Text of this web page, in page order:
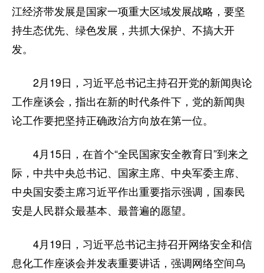
江经济带发展是国家一项重大区域发展战略，要坚
持生态优先、绿色发展，共抓大保护、不搞大开
发。
2月19日，习近平总书记主持召开党的新闻舆论
工作座谈会，指出在新的时代条件下，党的新闻舆
论工作要把坚持正确政治方向放在第一位。
4月15日，在首个“全民国家安全教育日”到来之
际，中共中央总书记、国家主席、中央军委主席、
中央国安委主席习近平作出重要指示强调，国泰民
安是人民群众最基本、最普遍的愿望。
4月19日，习近平总书记主持召开网络安全和信
息化工作座谈会并发表重要讲话，强调网络空间乌